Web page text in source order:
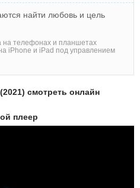
найти любовь и цель
на телефонах и планшетах
iPhone и iPad под управлением
смотреть онлайн
плеер